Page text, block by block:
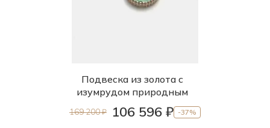
Подвеска из золота с
изумрудом природным
169 200 ₽ 106 596 ₽ -37%